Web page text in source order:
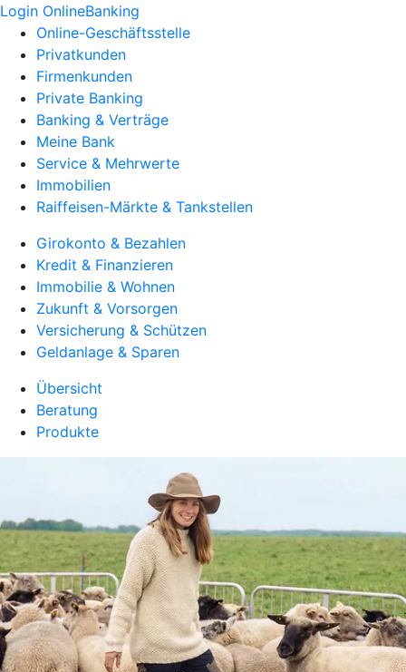
Login OnlineBanking
Online-Geschäftsstelle
Privatkunden
Firmenkunden
Private Banking
Banking & Verträge
Meine Bank
Service & Mehrwerte
Immobilien
Raiffeisen-Märkte & Tankstellen
Girokonto & Bezahlen
Kredit & Finanzieren
Immobilie & Wohnen
Zukunft & Vorsorgen
Versicherung & Schützen
Geldanlage & Sparen
Übersicht
Beratung
Produkte